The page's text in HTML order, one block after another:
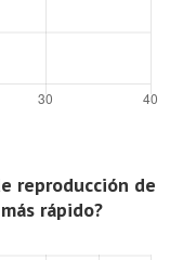
reproducción de
rápido?